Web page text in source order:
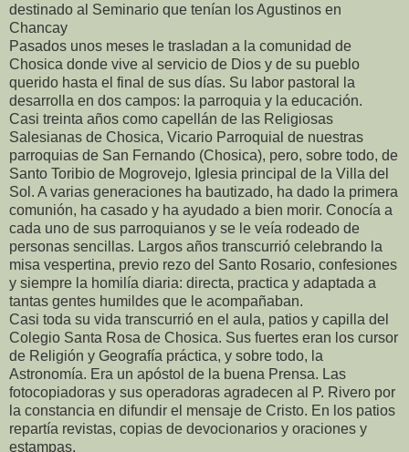
destinado al Seminario que tenían los Agustinos en
Chancay
Pasados unos meses le trasladan a la comunidad de
Chosica donde vive al servicio de Dios y de su pueblo
querido hasta el final de sus días. Su labor pastoral la
desarrolla en dos campos: la parroquia y la educación.
Casi treinta años como capellán de las Religiosas
Salesianas de Chosica, Vicario Parroquial de nuestras
parroquias de San Fernando (Chosica), pero, sobre todo, de
Santo Toribio de Mogrovejo, Iglesia principal de la Villa del
Sol. A varias generaciones ha bautizado, ha dado la primera
comunión, ha casado y ha ayudado a bien morir. Conocía a
cada uno de sus parroquianos y se le veía rodeado de
personas sencillas. Largos años transcurrió celebrando la
misa vespertina, previo rezo del Santo Rosario, confesiones
y siempre la homilía diaria: directa, practica y adaptada a
tantas gentes humildes que le acompañaban.
Casi toda su vida transcurrió en el aula, patios y capilla del
Colegio Santa Rosa de Chosica. Sus fuertes eran los cursor
de Religión y Geografía práctica, y sobre todo, la
Astronomía. Era un apóstol de la buena Prensa. Las
fotocopiadoras y sus operadoras agradecen al P. Rivero por
la constancia en difundir el mensaje de Cristo. En los patios
repartía revistas, copias de devocionarios y oraciones y
estampas.